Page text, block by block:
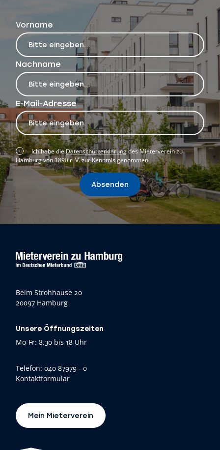
Vorname
Nachname
E-Mail-Adresse
Ich habe dieDatenschutzerklärungdes Mieterverein zu
Hamburg von 1890 r. V. zur Kenntnis genommen.
Absenden
Beim Strohhause 20
20097 Hamburg
Unsere Öffnungszeiten
Mo-Fr: 8.30 bis 18 Uhr
Telefon: 040 87979 - 0
Kontaktformular
Mein Mieterverein